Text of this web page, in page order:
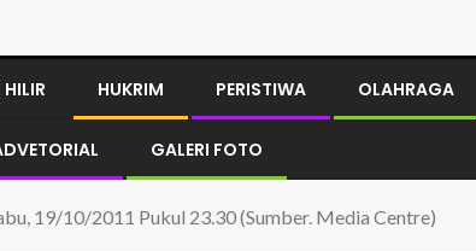
HUKRIM PERISTIWA OLAHRAGA
GALERI FOTO
19/10/2011 Pukul 23.30 (Sumber. Media Centre)